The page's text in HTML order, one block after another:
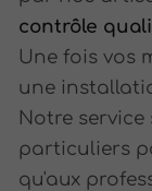
contrôle
Une fois vos
une
Notre service
particuliers
qu'aux